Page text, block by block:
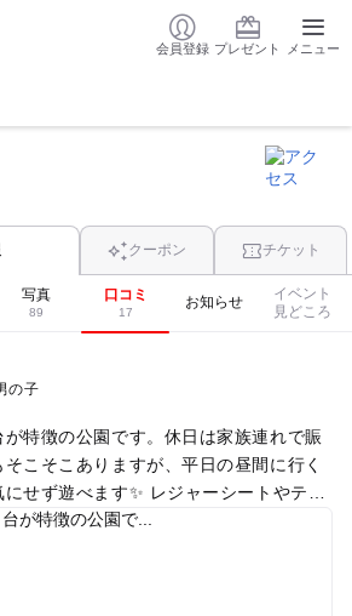
会員登録 プレゼント メニュー
クーポン チケット
写真
89
口コミ
17
お知らせ
イベント
見どころ
の子
特徴の公園です。休日は家族連れで賑
こそこありますが、平日の昼間に行く
せず遊べます✨ レジャーシートやテン
いです。ただ、9月半ばは雑草がやや